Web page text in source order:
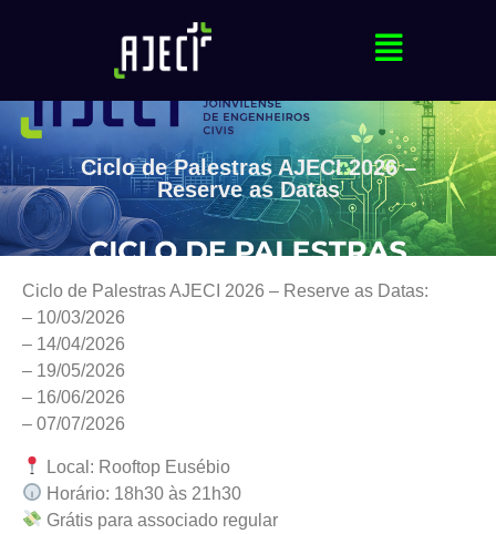
Ciclo de Palestras AJECI 2026 –
Reserve as Datas
Ciclo de Palestras AJECI 2026 – Reserve as Datas:
– 10/03/2026
– 14/04/2026
– 19/05/2026
– 16/06/2026
– 07/07/2026
Local: Rooftop Eusébio
Horário: 18h30 às 21h30
Grátis para associado regular